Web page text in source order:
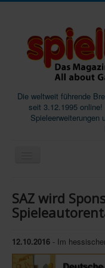
Die weltweit führende
seit 3.12.1995
Spieleerweiterungen
Magazine
Podcast
SAZ wird
12.10.2016 - Im